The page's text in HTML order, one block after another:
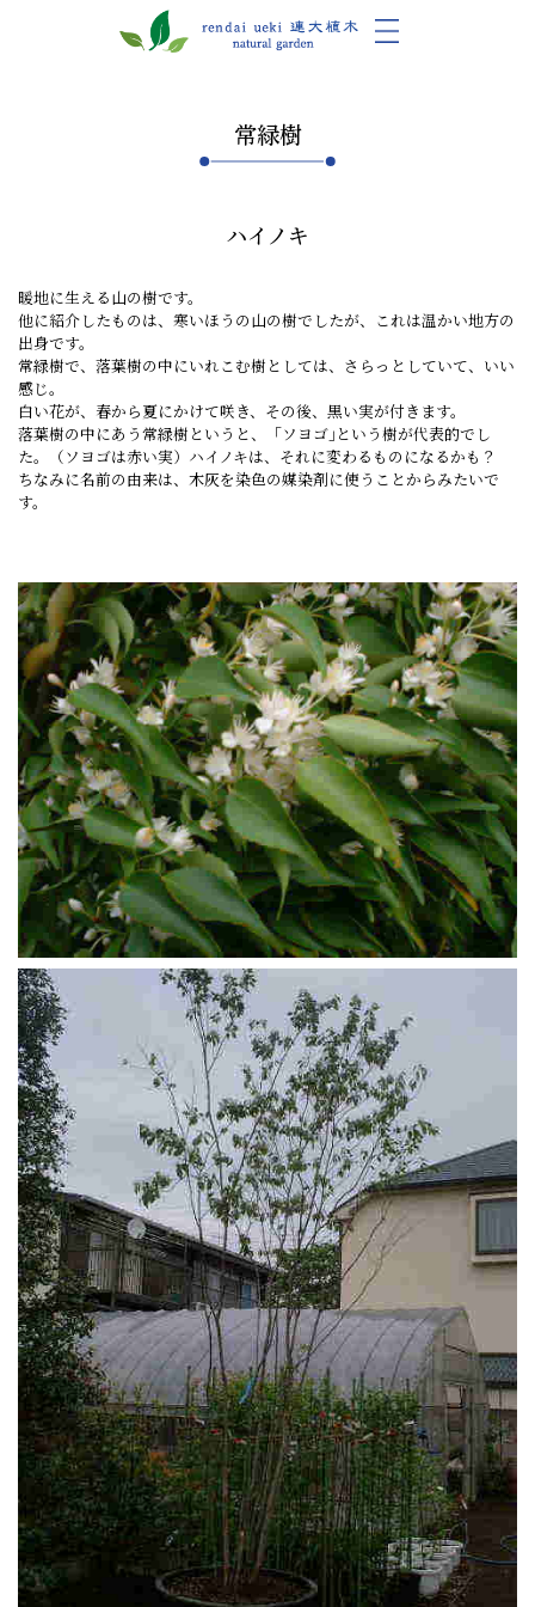
常緑樹
ハイノキ
暖地に生える山の樹です。
他に紹介したものは、寒いほうの山の樹でしたが、これは温かい地方の
出身です。
常緑樹で、落葉樹の中にいれこむ樹としては、さらっとしていて、いい
感じ。
白い花が、春から夏にかけて咲き、その後、黒い実が付きます。
落葉樹の中にあう常緑樹というと、「ソヨゴ｣という樹が代表的でし
た。（ソヨゴは赤い実）ハイノキは、それに変わるものになるかも？
ちなみに名前の由来は、木灰を染色の媒染剤に使うことからみたいで
す。